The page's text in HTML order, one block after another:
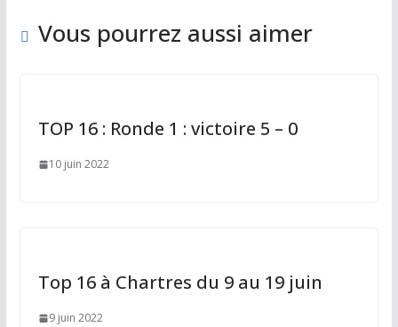
Vous pourrez aussi aimer
TOP 16 : Ronde 1 : victoire 5 – 0
10 juin 2022
Top 16 à Chartres du 9 au 19 juin
9 juin 2022